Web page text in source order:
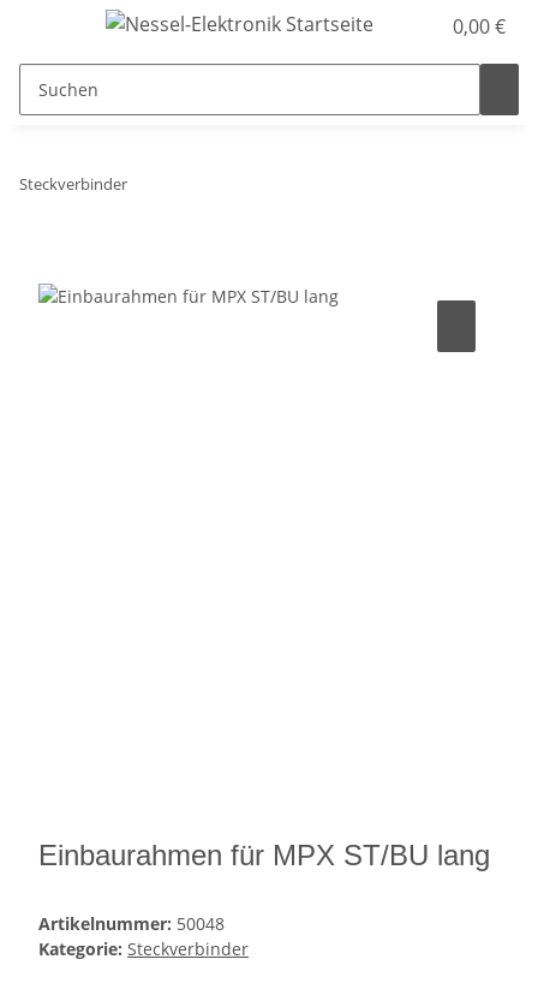
0,00 €
Steckverbinder
Einbaurahmen für MPX ST/BU lang
Artikelnummer: 50048
Kategorie: Steckverbinder